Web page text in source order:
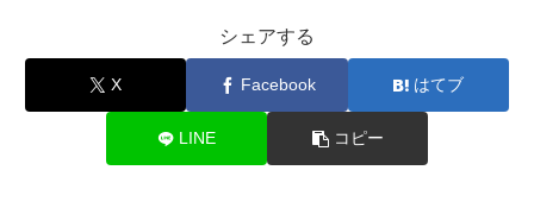
シェアする
X Facebook はてブ
LINE コピー